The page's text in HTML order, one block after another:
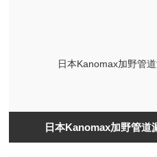
日本Kanomax加野管道